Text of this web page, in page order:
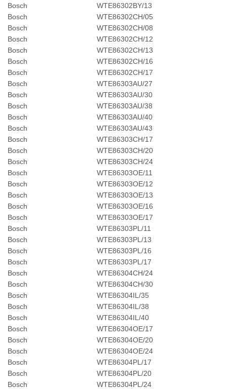
Bosch
WTE86302BY/13
Bosch
WTE86302CH/05
Bosch
WTE86302CH/08
Bosch
WTE86302CH/12
Bosch
WTE86302CH/13
Bosch
WTE86302CH/16
Bosch
WTE86302CH/17
Bosch
WTE86303AU/27
Bosch
WTE86303AU/30
Bosch
WTE86303AU/38
Bosch
WTE86303AU/40
Bosch
WTE86303AU/43
Bosch
WTE86303CH/17
Bosch
WTE86303CH/20
Bosch
WTE86303CH/24
Bosch
WTE86303OE/11
Bosch
WTE86303OE/12
Bosch
WTE86303OE/13
Bosch
WTE86303OE/16
Bosch
WTE86303OE/17
Bosch
WTE86303PL/11
Bosch
WTE86303PL/13
Bosch
WTE86303PL/16
Bosch
WTE86303PL/17
Bosch
WTE86304CH/24
Bosch
WTE86304CH/30
Bosch
WTE86304IL/35
Bosch
WTE86304IL/38
Bosch
WTE86304IL/40
Bosch
WTE86304OE/17
Bosch
WTE86304OE/20
Bosch
WTE86304OE/24
Bosch
WTE86304PL/17
Bosch
WTE86304PL/20
Bosch
WTE86304PL/24